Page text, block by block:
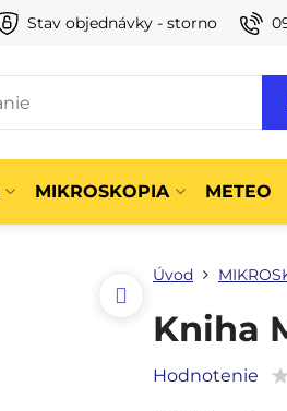
Stav objednávky - storno
MIKROSKOPIA METEO
Úvod
Kniha
Hodnotenie